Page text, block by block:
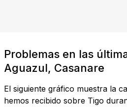
Problemas en las
Aguazul, Casanare
El siguiente gráfico muestra la
hemos recibido sobre Tigo